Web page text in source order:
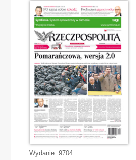
Wydanie: 9704